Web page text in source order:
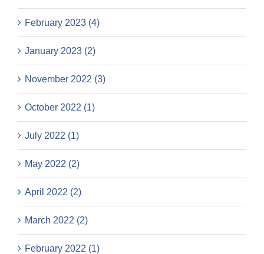
February 2023 (4)
January 2023 (2)
November 2022 (3)
October 2022 (1)
July 2022 (1)
May 2022 (2)
April 2022 (2)
March 2022 (2)
February 2022 (1)